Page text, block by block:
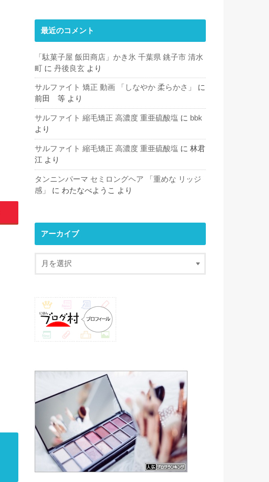
最近のコメント
「駄菓子屋 飯田商店」かき氷 千葉県 銚子市 清水
町 に 丹後良玄 より
サルファイト 矯正 動画 「しなやか 柔らかさ」
に
前田 等 より
サルファイト 縮毛矯正 高濃度 重亜硫酸塩 に bbk
より
サルファイト 縮毛矯正 高濃度 重亜硫酸塩 に 林君
江 より
タンニンパーマ セミロングヘア 「重めな リッジ
感」
に わたなべようこ より
アーカイブ